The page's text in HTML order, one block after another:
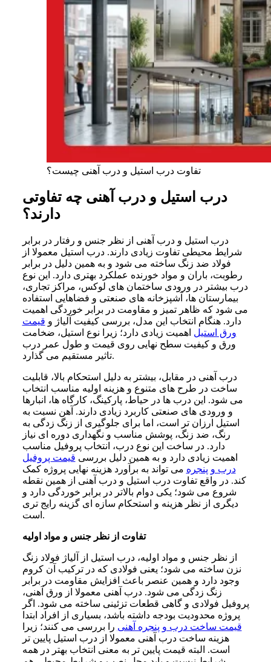
تفاوت درب استیل و درب آهنی چیست؟
درب استیل و درب آهنی چه تفاوتی
دارند؟
درب استیل و درب آهنی از نظر جنس و رفتار در برابر
شرایط محیطی تفاوت زیادی دارند. درب استیل معمولا از
فولاد ضد زنگ ساخته می شود و به همین دلیل در برابر
رطوبت، باران و مواد خورنده عملکرد بهتری دارد. این نوع
درب بیشتر در ورودی ساختمان های لوکس، مراکز تجاری،
بیمارستان ها، آشپزخانه های صنعتی و فضاهایی استفاده
می شود که ظاهر تمیز و مقاومت در برابر خوردگی اهمیت
دارد. هنگام انتخاب این مدل، بررسی کیفیت آلیاژ و قیمت
ورق استیل اهمیت زیادی دارد؛ زیرا نوع استیل، ضخامت
ورق و کیفیت سطح نهایی روی قیمت و طول عمر درب
تاثیر مستقیم می گذارد.
درب آهنی در مقابل، بیشتر به دلیل استحکام بالا، قابلیت
ساخت در طرح های متنوع و هزینه اولیه مناسب انتخاب
می شود. این درب ها در حیاط، پارکینگ، کارگاه ها، انبارها
و ورودی های صنعتی کاربرد زیادی دارند. آهن نسبت به
استیل ارزان تر است، اما برای جلوگیری از زنگ زدگی به
رنگ، ضد زنگ، پوشش مناسب و نگهداری دوره ای نیاز
دارد. در ساخت این نوع درب، انتخاب پروفیل مناسب
اهمیت زیادی دارد و به همین دلیل بررسی قیمت پروفیل
درب و پنجره می تواند به برآورد هزینه نهایی پروژه کمک
کند. در واقع تفاوت درب استیل و درب آهنی از همین نقطه
شروع می شود؛ یکی دوام بالاتر در برابر خوردگی دارد و
دیگری از نظر هزینه و استحکام سازه ای گزینه رایج تری
است.
تفاوت از نظر جنس و مواد اولیه
از نظر جنس و مواد اولیه، درب استیل از آلیاژ فولاد زنگ
نزن ساخته می شود؛ یعنی فولادی که در ترکیب آن کروم
وجود دارد و همین عنصر باعث افزایش مقاومت در برابر
زنگ زدگی می شود. درب آهنی معمولا از ورق آهنی،
پروفیل فولادی و گاهی قطعات تزئینی ساخته می شود. اگر
پروژه محدودیت بودجه داشته باشد، بسیاری از افراد ابتدا
قیمت ساخت درب و پنجره آهنی را بررسی می کنند؛ زیرا
هزینه ساخت درب آهنی معمولا از درب استیل پایین تر
است. البته قیمت پایین تر به معنی انتخاب بهتر در همه